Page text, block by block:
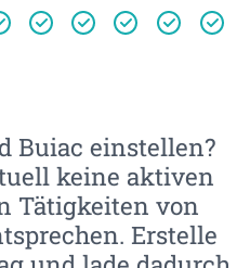
Buiac einstellen?
keine aktiven
Tätigkeiten von
Erstelle